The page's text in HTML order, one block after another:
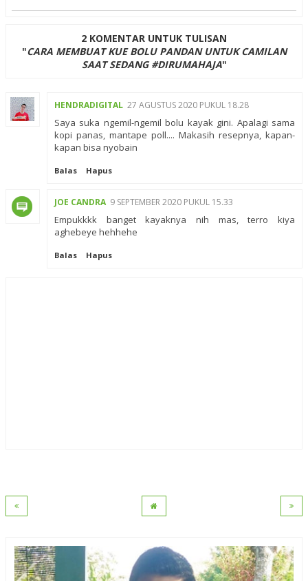
2 KOMENTAR UNTUK TULISAN
"CARA MEMBUAT KUE BOLU PANDAN UNTUK CAMILAN
SAAT SEDANG #DIRUMAHAJA"
HENDRADIGITAL 27 AGUSTUS 2020 PUKUL 18.28
Saya suka ngemil-ngemil bolu kayak gini. Apalagi sama
kopi panas, mantape poll.... Makasih resepnya, kapan-
kapan bisa nyobain
Balas Hapus
JOE CANDRA 9 SEPTEMBER 2020 PUKUL 15.33
Empukkkk banget kayaknya nih mas, terro kiya
aghebeye hehhehe
Balas Hapus